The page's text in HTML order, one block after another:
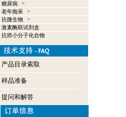
糖尿病
老年痴呆
抗微生物
激素酶联试剂盒
抗癌小分子化合物
产品目录索取
样品准备
提问和解答